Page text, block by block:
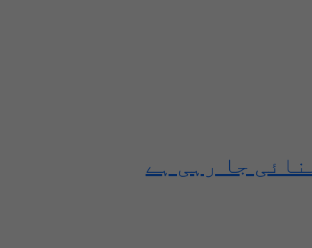
جا رہی ہے